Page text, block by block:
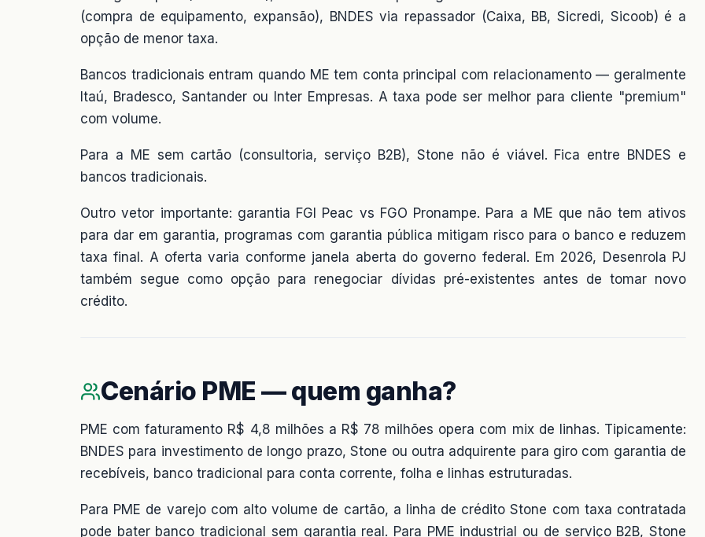
(compra de equipamento, expansão), BNDES via repassador (Caixa, BB, Sicredi, Sicoob) é a
opção de menor taxa.
Bancos tradicionais entram quando ME tem conta principal com relacionamento — geralmente
Itaú, Bradesco, Santander ou Inter Empresas. A taxa pode ser melhor para cliente "premium"
com volume.
Para a ME sem cartão (consultoria, serviço B2B), Stone não é viável. Fica entre BNDES e
bancos tradicionais.
Outro vetor importante: garantia FGI Peac vs FGO Pronampe. Para a ME que não tem ativos
para dar em garantia, programas com garantia pública mitigam risco para o banco e reduzem
taxa final. A oferta varia conforme janela aberta do governo federal. Em 2026, Desenrola PJ
também segue como opção para renegociar dívidas pré-existentes antes de tomar novo
crédito.
Cenário PME — quem ganha?
PME com faturamento R$ 4,8 milhões a R$ 78 milhões opera com mix de linhas. Tipicamente:
BNDES para investimento de longo prazo, Stone ou outra adquirente para giro com garantia de
recebíveis, banco tradicional para conta corrente, folha e linhas estruturadas.
Para PME de varejo com alto volume de cartão, a linha de crédito Stone com taxa contratada
pode bater banco tradicional sem garantia real. Para PME industrial ou de serviço B2B, Stone